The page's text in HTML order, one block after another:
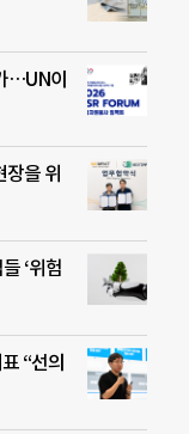
…UN이
을 위
‘위험
“선의